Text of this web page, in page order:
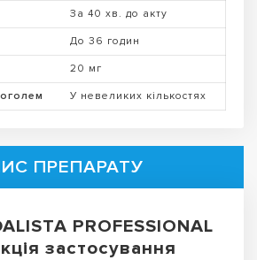
За 40 хв. до акту
До 36 годин
20 мг
У невеликих кількостях
ПРЕПАРАТУ
PROFESSIONAL
застосування